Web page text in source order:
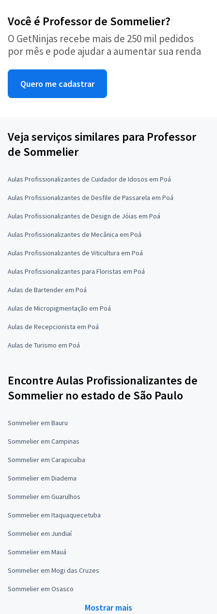
Você é Professor de Sommelier?
O GetNinjas recebe mais de 250 mil pedidos
por mês e pode ajudar a aumentar sua renda
Quero me cadastrar
Veja serviços similares para Professor
de Sommelier
Aulas Profissionalizantes de Cuidador de Idosos em Poá
Aulas Profissionalizantes de Desfile de Passarela em Poá
Aulas Profissionalizantes de Design de Jóias em Poá
Aulas Profissionalizantes de Mecânica em Poá
Aulas Profissionalizantes de Viticultura em Poá
Aulas Profissionalizantes para Floristas em Poá
Aulas de Bartender em Poá
Aulas de Micropigmentação em Poá
Aulas de Recepcionista em Poá
Aulas de Turismo em Poá
Encontre Aulas Profissionalizantes de
Sommelier no estado de São Paulo
Sommelier em Bauru
Sommelier em Campinas
Sommelier em Carapicuíba
Sommelier em Diadema
Sommelier em Guarulhos
Sommelier em Itaquaquecetuba
Sommelier em Jundiaí
Sommelier em Mauá
Sommelier em Mogi das Cruzes
Sommelier em Osasco
Mostrar mais